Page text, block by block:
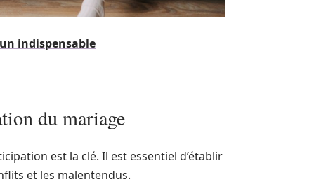
indispensable
du mariage
est la clé. Il est essentiel d’établir
et les malentendus.